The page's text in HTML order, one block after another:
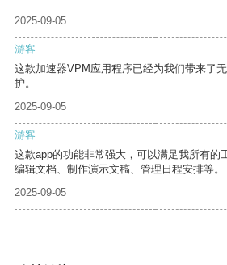
2025-09-05
游客
这款加速器VPM应用程序已经为我们带来了
护。
2025-09-05
游客
这款app的功能非常强大，可以满足我所有的
编辑文档、制作演示文稿、管理日程安排等。
2025-09-05